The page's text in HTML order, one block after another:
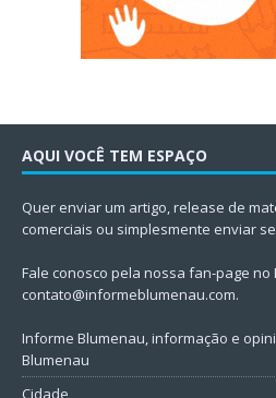
AQUI VOCÊ TEM ESPAÇO
Quer enviar um artigo, release de
comerciais ou simplesmente enviar
Fale conosco pela nossa fan-page no
contato@informeblumenau.com.
Informe Blumenau, informação e
Blumenau
Cidade